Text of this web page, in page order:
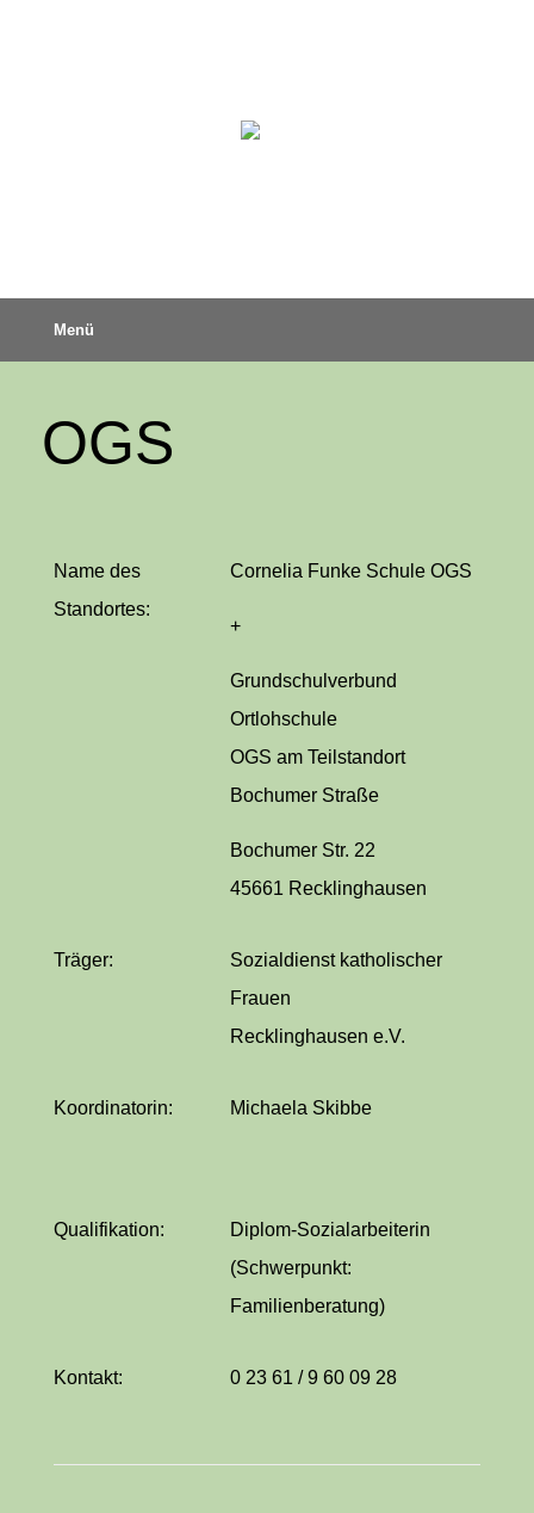
Menü
OGS
Name des
Standortes:
Cornelia Funke Schule OGS
+
Grundschulverbund
Ortlohschule
OGS am Teilstandort
Bochumer Straße
Bochumer Str. 22
45661 Recklinghausen
Träger:
Sozialdienst katholischer
Frauen
Recklinghausen e.V.
Koordinatorin: Michaela Skibbe
Qualifikation:
Diplom-Sozialarbeiterin
(Schwerpunkt:
Familienberatung)
Kontakt: 0 23 61 / 9 60 09 28